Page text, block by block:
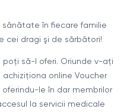
în fiecare familie
cei dragi şi de sărbători!
poţi să-l oferi. Oriunde v-aţi
online Voucher
le în dar membrilor
la servicii medicale